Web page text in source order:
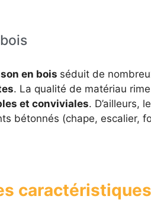
en bois séduit de
. La qualité de matériau
et conviviales. D’ailleurs,
bétonnés (chape, escalier,